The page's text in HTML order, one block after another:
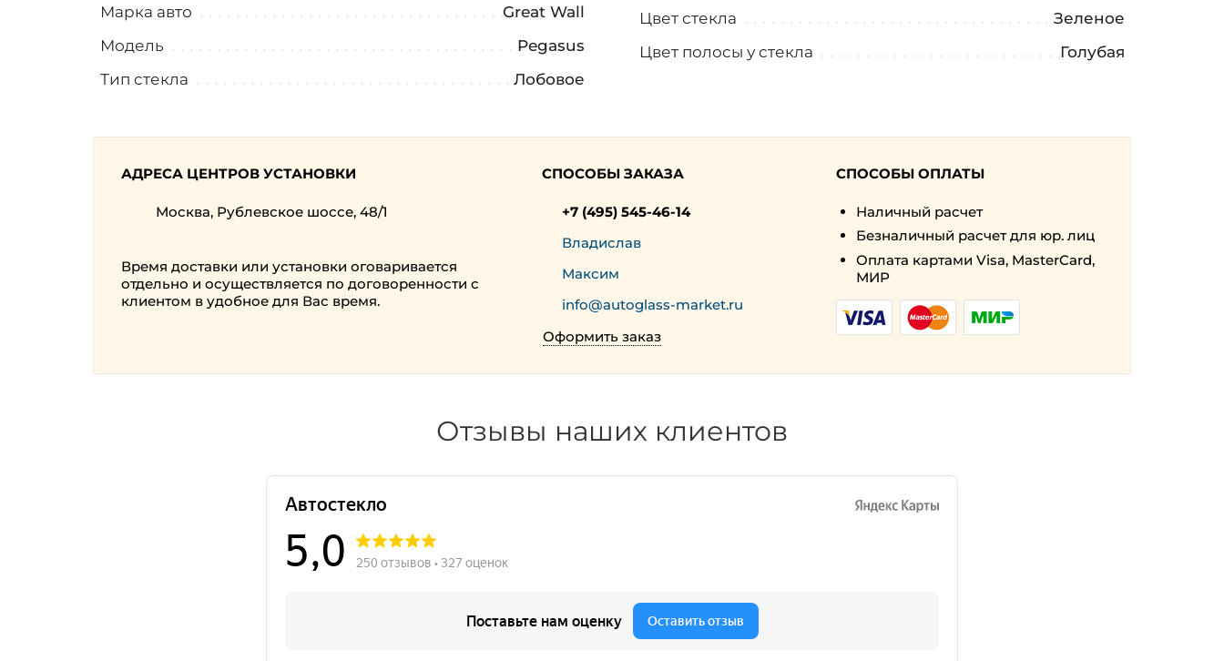
Марка авто
Great Wall
Модель
Pegasus
Тип стекла
Лобовое
Цвет стекла
Зеленое
Цвет полосы у стекла
Голубая
АДРЕСА ЦЕНТРОВ УСТАНОВКИ
Москва, Рублевское шоссе, 48/1
Время доставки или установки оговаривается
отдельно и осуществляется по договоренности с
клиентом в удобное для Вас время.
СПОСОБЫ ЗАКАЗА
+7 (495) 545-46-14
Владислав
Максим
info@autoglass-market.ru
Оформить заказ
СПОСОБЫ ОПЛАТЫ
Наличный расчет
Безналичный расчет для юр. лиц
Оплата картами Visa, MasterCard,
МИР
Отзывы наших клиентов